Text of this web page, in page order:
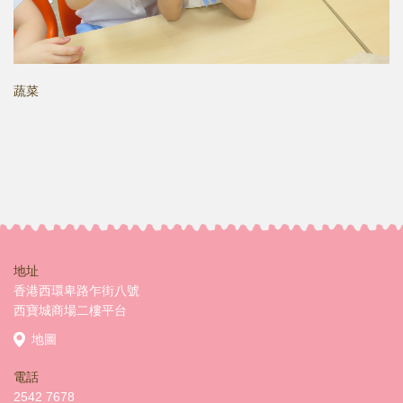
蔬菜
地址
香港西環卑路乍街八號
西寶城商場二樓平台
地圖
電話
2542 7678